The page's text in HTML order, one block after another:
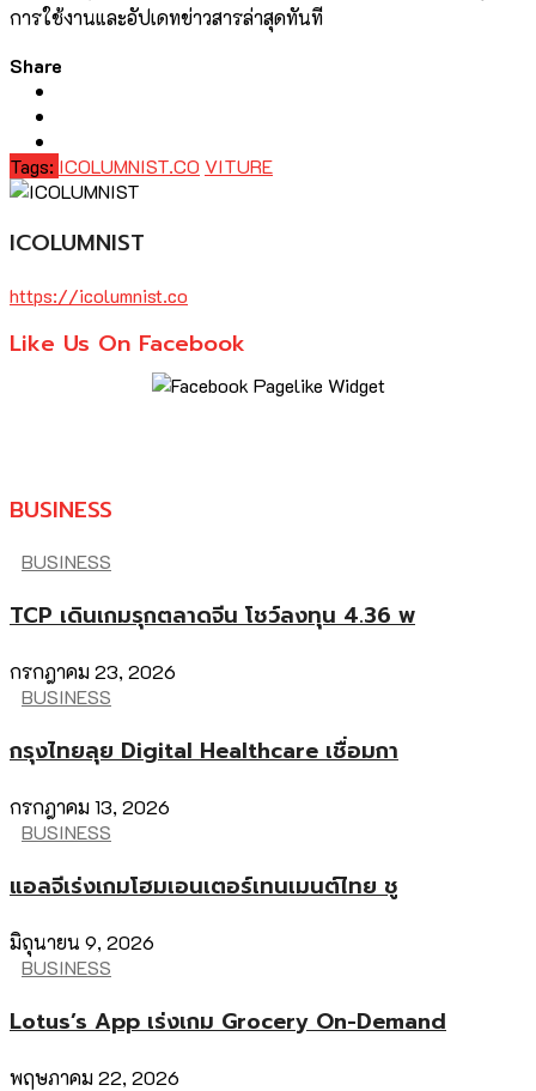
การใช้งานและอัปเดทข่าวสารล่าสุดทันที
Share
Tags: ICOLUMNIST.CO VITURE
ICOLUMNIST
https://icolumnist.co
Like Us On Facebook
BUSINESS
BUSINESS
TCP เดินเกมรุกตลาดจีน โชว์ลงทุน 4.36 พ
กรกฎาคม 23, 2026
BUSINESS
กรุงไทยลุย Digital Healthcare เชื่อมกา
กรกฎาคม 13, 2026
BUSINESS
แอลจีเร่งเกมโฮมเอนเตอร์เทนเมนต์ไทย ชู
มิถุนายน 9, 2026
BUSINESS
Lotus’s App เร่งเกม Grocery On-Demand
พฤษภาคม 22, 2026